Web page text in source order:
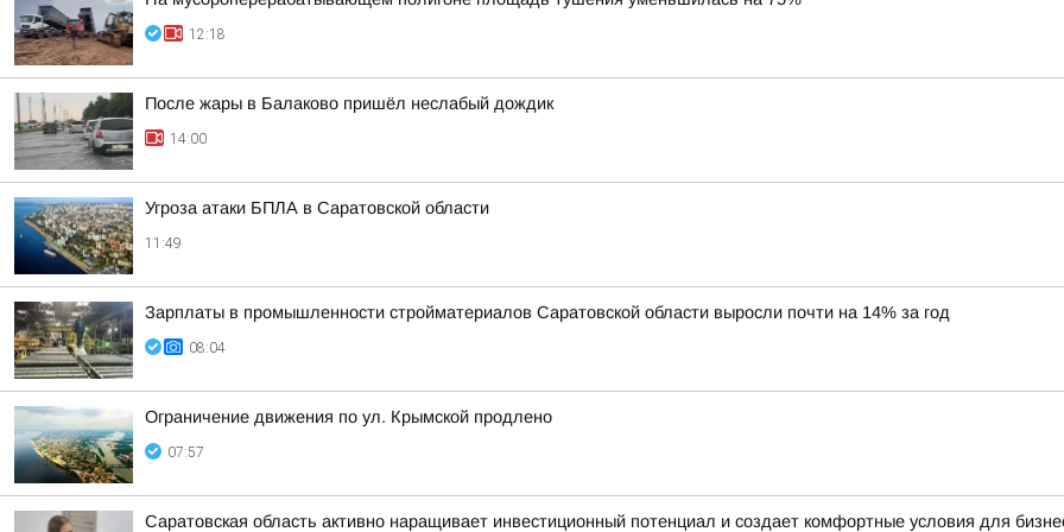
12:18
После жары в Балаково пришёл неслабый дождик
14:00
Угроза атаки БПЛА в Саратовской области
11:49
Зарплаты в промышленности стройматериалов Саратовской области выросли почти на 14% за год
08:04
Ограничение движения по ул. Крымской продлено
07:57
Саратовская область активно наращивает инвестиционный потенциал и создает комфортные условия для